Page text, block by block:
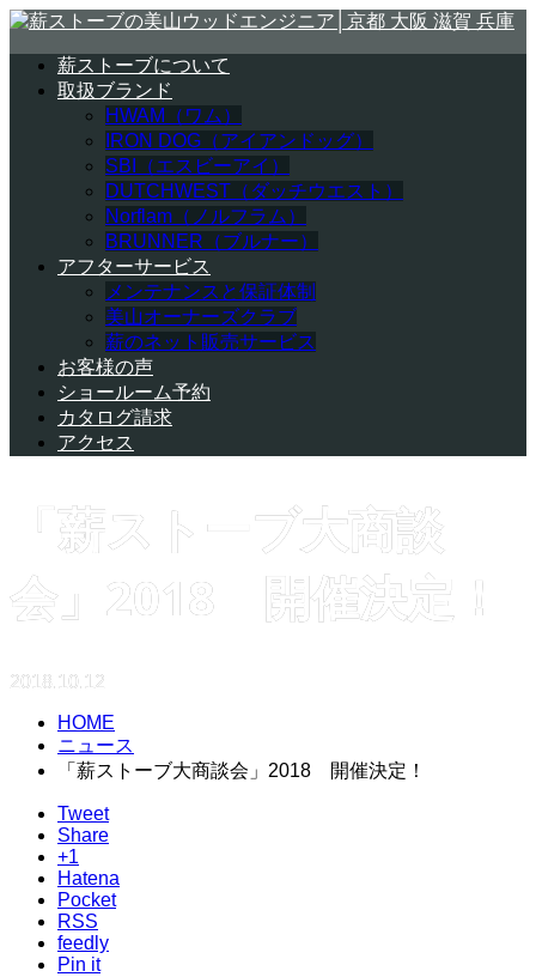
薪ストーブについて
取扱ブランド
HWAM（ワム）
IRON DOG（アイアンドッグ）
SBI（エスビーアイ）
DUTCHWEST（ダッチウエスト）
Norflam（ノルフラム）
BRUNNER（ブルナー）
アフターサービス
メンテナンスと保証体制
美山オーナーズクラブ
薪のネット販売サービス
お客様の声
ショールーム予約
カタログ請求
アクセス
「薪ストーブ大商談
会」2018 開催決定！
2018.10.12
HOME
ニュース
「薪ストーブ大商談会」2018 開催決定！
Tweet
Share
+1
Hatena
Pocket
RSS
feedly
Pin it